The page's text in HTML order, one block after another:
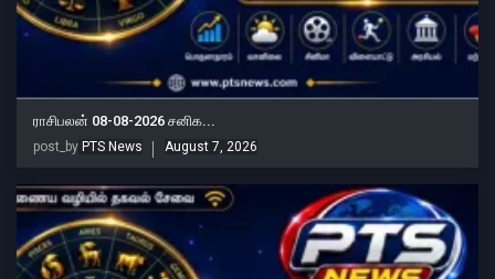
ராசிபலன் 08-08-2026 சனிக...
post_by PTS News August 7, 2026